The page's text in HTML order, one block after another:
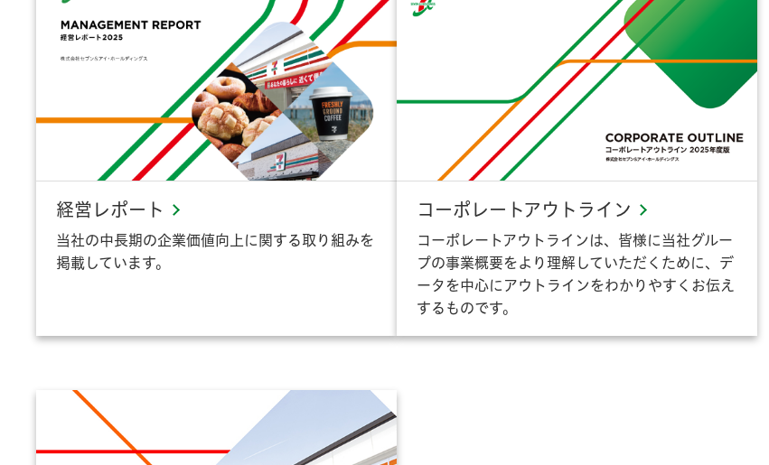
経営レポート
当社の中長期の企業価値向上に関する取り組みを
掲載しています。
コーポレートアウトライン
コーポレートアウトラインは、皆様に当社グルー
プの事業概要をより理解していただくために、デ
ータを中心にアウトラインをわかりやすくお伝え
するものです。